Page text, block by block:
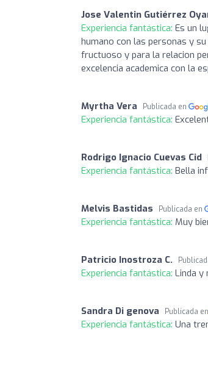
Jose Valentin Gutiérrez
Experiencia fantástica: Es un
humano con las personas y
fructuoso y para la relacion
excelencia academica con la
Myrtha Vera Publicada en
Experiencia fantástica:
Rodrigo Ignacio Cuevas Cid
Experiencia fantástica: Bella
Melvis Bastidas Publicada en
Experiencia fantástica: Muy
Patricio Inostroza C.
Experiencia fantástica: Linda y
Sandra Di genova Publicada en
Experiencia fantástica: Una